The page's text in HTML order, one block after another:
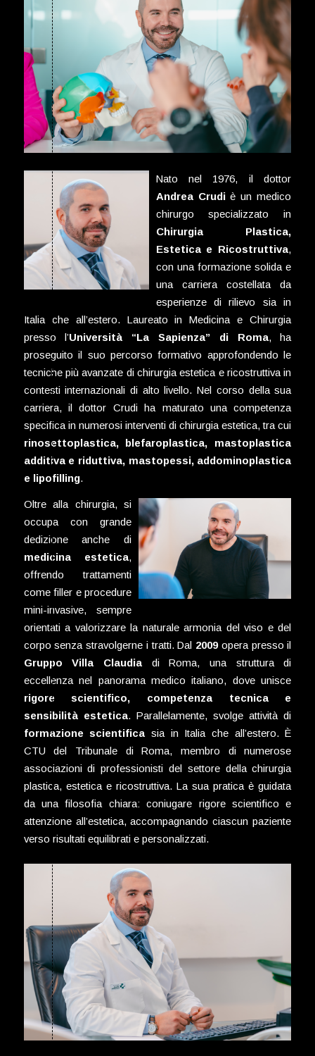
Nato nel 1976, il dottor
Andrea Crudiè un medico
chirurgo specializzato in
Chirurgia Plastica,
Estetica e Ricostruttiva,
con una formazione solida e
una carriera costellata da
esperienze di rilievo sia in
Italia che all’estero. Laureato in Medicina e Chirurgia
presso l’Università “La Sapienza” di Roma, ha
proseguito il suo percorso formativo approfondendo le
tecniche più avanzate di chirurgia estetica e ricostruttiva in
contesti internazionali di alto livello. Nel corso della sua
carriera, il dottor Crudi ha maturato una competenza
specifica in numerosi interventi di chirurgia estetica, tra cui
rinosettoplastica, blefaroplastica, mastoplastica
additiva e riduttiva, mastopessi, addominoplastica
e lipofilling.
Oltre alla chirurgia, si
occupa con grande
dedizione anche di
medicina estetica,
offrendo trattamenti
come filler e procedure
mini-invasive, sempre
orientati a valorizzare la naturale armonia del viso e del
corpo senza stravolgerne i tratti. Dal 2009opera presso il
Gruppo Villa Claudiadi Roma, una struttura di
eccellenza nel panorama medico italiano, dove unisce
rigore scientifico, competenza tecnica e
sensibilità estetica. Parallelamente, svolge attività di
formazione scientifica sia in Italia che all’estero. È
CTU del Tribunale di Roma, membro di numerose
associazioni di professionisti del settore della chirurgia
plastica, estetica e ricostruttiva. La sua pratica è guidata
da una filosofia chiara: coniugare rigore scientifico e
attenzione all’estetica, accompagnando ciascun paziente
verso risultati equilibrati e personalizzati.